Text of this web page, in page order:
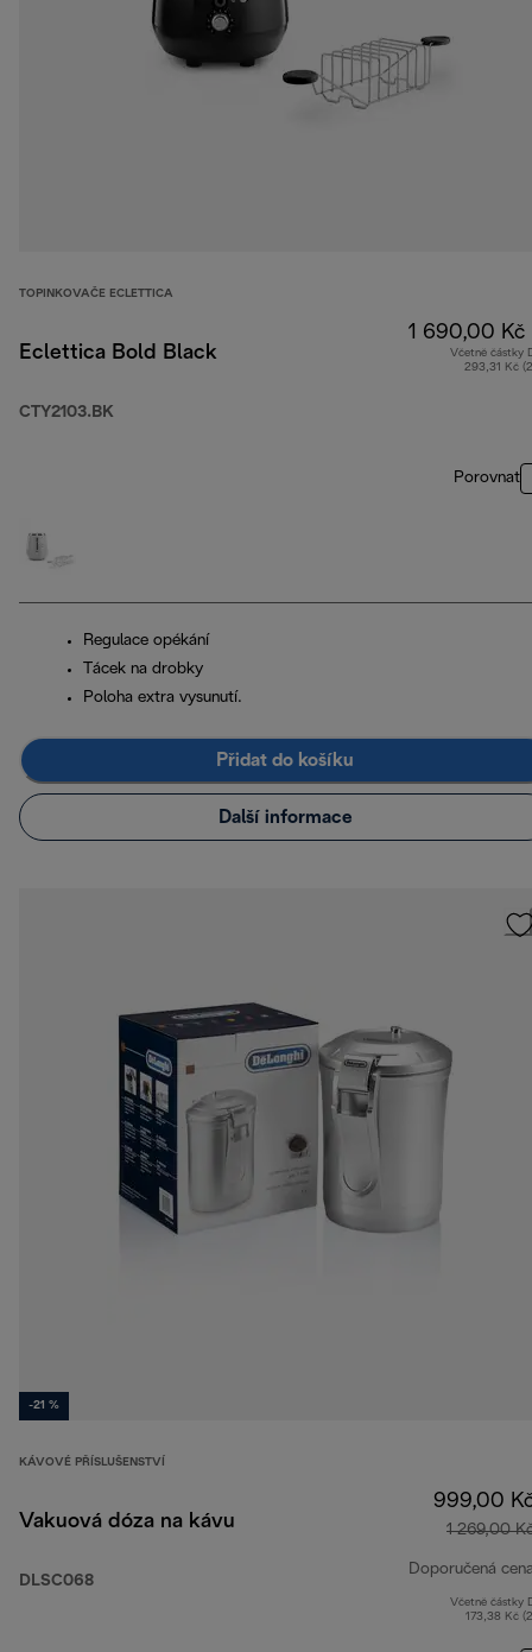
TOPINKOVAČE ECLETTICA
Eclettica Bold Black
CTY2103.BK
1 690,00 Kč
Včetně částky
293,31 Kč
Porovnat
Regulace opékání
Tácek na drobky
Poloha extra vysunutí.
Přidat do košíku
Další informace
-21 %
KÁVOVÉ PŘÍSLUŠENSTVÍ
Vakuová dóza na kávu
DLSC068
999,00
1 269,00
Doporučená
Včetně částky
173,38 Kč